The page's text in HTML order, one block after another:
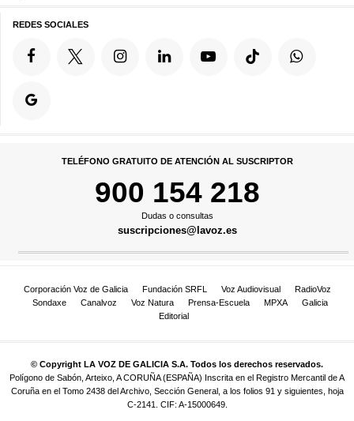
REDES SOCIALES
TELÉFONO GRATUITO DE ATENCIÓN AL SUSCRIPTOR
900 154 218
Dudas o consultas
suscripciones@lavoz.es
Corporación Voz de Galicia Fundación SRFL Voz Audiovisual
RadioVoz
Sondaxe
Canalvoz Voz Natura Prensa-Escuela MPXA
Galicia
Editorial
© Copyright LA VOZ DE GALICIA S.A. Todos los derechos reservados.
Polígono de Sabón, Arteixo, A CORUÑA (ESPAÑA) Inscrita en el Registro Mercantil de A
Coruña en el Tomo 2438 del Archivo, Sección General, a los folios 91 y siguientes, hoja
C-2141. CIF: A-15000649.